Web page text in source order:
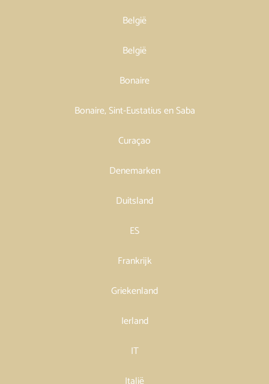
België
België
Bonaire
Bonaire, Sint-Eustatius en Saba
Curaçao
Denemarken
Duitsland
ES
Frankrijk
Griekenland
Ierland
IT